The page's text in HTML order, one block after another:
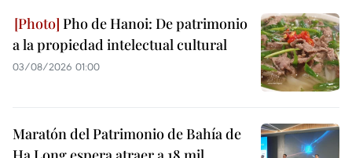
Pho de Hanoi: De patrimonio
a la propiedad intelectual cultural
03/08/2026 01:00
Maratón del Patrimonio de Bahía de